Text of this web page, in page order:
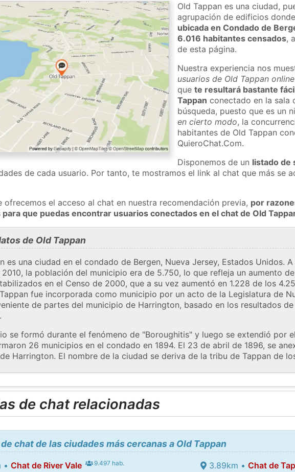
Old Tappan es una ciudad,
agrupación de edificios
ubicada en Condado de
6.016 habitantes censados,
de esta página.
Nuestra experiencia nos
usuarios de Old Tappan
quete resultará bastante
Tappan conectado en la sala
búsqueda, puesto que es un
en cierto modo, la
habitantes de Old Tappan
QuieroChat.Com.
Disponemos de un listado de
de cada usuario. Por tanto, te mostramos el link al chat que más se
ofrecemos el acceso al chat en nuestra recomendación previa, por
que puedas encontrar usuarios conectados en el chat de Old
de Old Tappan
es una ciudad en el condado de Bergen, Nueva Jersey, Estados Unidos.
2010, la población del municipio era de 5.750, lo que refleja un aumento
en el Censo de 2000, que a su vez aumentó en 1.228 de los
fue incorporada como municipio por un acto de la Legislatura de
de partes del municipio de Harrington, basado en los resultados
se formó durante el fenómeno de "Boroughitis" y luego se extendió por
26 municipios en el condado en 1894. El 23 de abril de 1896, se
Harrington. El nombre de la ciudad se deriva de la tribu de Tappan de
de chat relacionadas
chat de las ciudades más cercanas a Old Tappan
• Chat de River Vale 9.497 hab. 3.89km •Chat de